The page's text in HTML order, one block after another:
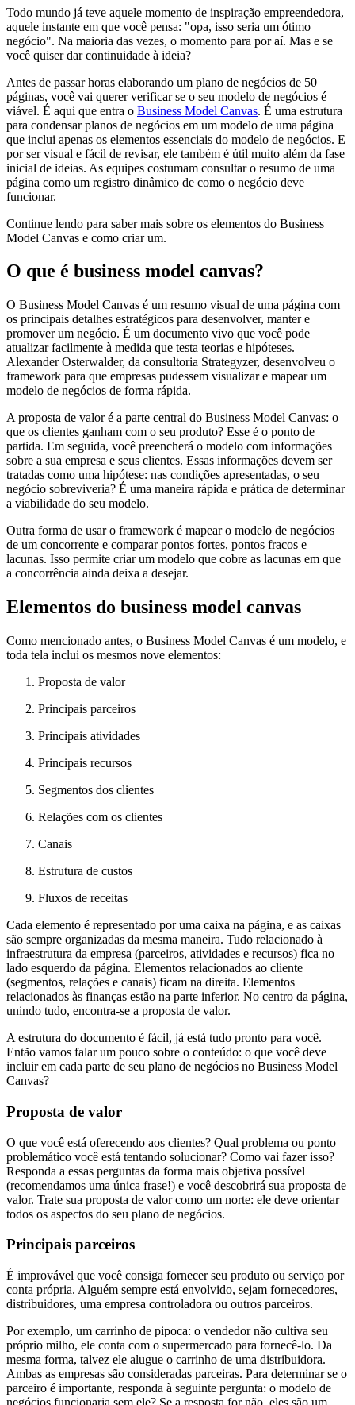
Todo mundo já teve aquele momento de inspiração empreendedora,
aquele instante em que você pensa: "opa, isso seria um ótimo
negócio". Na maioria das vezes, o momento para por aí. Mas e se
você quiser dar continuidade à ideia?
Antes de passar horas elaborando um plano de negócios de 50
páginas, você vai querer verificar se o seu modelo de negócios é
viável. É aqui que entra o Business Model Canvas. É uma estrutura
para condensar planos de negócios em um modelo de uma página
que inclui apenas os elementos essenciais do modelo de negócios. E
por ser visual e fácil de revisar, ele também é útil muito além da fase
inicial de ideias. As equipes costumam consultar o resumo de uma
página como um registro dinâmico de como o negócio deve
funcionar.
Continue lendo para saber mais sobre os elementos do Business
Model Canvas e como criar um.
O que é business model canvas?
O Business Model Canvas é um resumo visual de uma página com
os principais detalhes estratégicos para desenvolver, manter e
promover um negócio. É um documento vivo que você pode
atualizar facilmente à medida que testa teorias e hipóteses.
Alexander Osterwalder, da consultoria Strategyzer, desenvolveu o
framework para que empresas pudessem visualizar e mapear um
modelo de negócios de forma rápida.
A proposta de valor é a parte central do Business Model Canvas: o
que os clientes ganham com o seu produto? Esse é o ponto de
partida. Em seguida, você preencherá o modelo com informações
sobre a sua empresa e seus clientes. Essas informações devem ser
tratadas como uma hipótese: nas condições apresentadas, o seu
negócio sobreviveria? É uma maneira rápida e prática de determinar
a viabilidade do seu modelo.
Outra forma de usar o framework é mapear o modelo de negócios
de um concorrente e comparar pontos fortes, pontos fracos e
lacunas. Isso permite criar um modelo que cobre as lacunas em que
a concorrência ainda deixa a desejar.
Elementos do business model canvas
Como mencionado antes, o Business Model Canvas é um modelo, e
toda tela inclui os mesmos nove elementos:
Proposta de valor
Principais parceiros
Principais atividades
Principais recursos
Segmentos dos clientes
Relações com os clientes
Canais
Estrutura de custos
Fluxos de receitas
Cada elemento é representado por uma caixa na página, e as caixas
são sempre organizadas da mesma maneira. Tudo relacionado à
infraestrutura da empresa (parceiros, atividades e recursos) fica no
lado esquerdo da página. Elementos relacionados ao cliente
(segmentos, relações e canais) ficam na direita. Elementos
relacionados às finanças estão na parte inferior. No centro da página,
unindo tudo, encontra-se a proposta de valor.
A estrutura do documento é fácil, já está tudo pronto para você.
Então vamos falar um pouco sobre o conteúdo: o que você deve
incluir em cada parte de seu plano de negócios no Business Model
Canvas?
Proposta de valor
O que você está oferecendo aos clientes? Qual problema ou ponto
problemático você está tentando solucionar? Como vai fazer isso?
Responda a essas perguntas da forma mais objetiva possível
(recomendamos uma única frase!) e você descobrirá sua proposta de
valor. Trate sua proposta de valor como um norte: ele deve orientar
todos os aspectos do seu plano de negócios.
Principais parceiros
É improvável que você consiga fornecer seu produto ou serviço por
conta própria. Alguém sempre está envolvido, sejam fornecedores,
distribuidores, uma empresa controladora ou outros parceiros.
Por exemplo, um carrinho de pipoca: o vendedor não cultiva seu
próprio milho, ele conta com o supermercado para fornecê-lo. Da
mesma forma, talvez ele alugue o carrinho de uma distribuidora.
Ambas as empresas são consideradas parceiras. Para determinar se o
parceiro é importante, responda à seguinte pergunta: o modelo de
negócios funcionaria sem ele? Se a resposta for não, eles são um